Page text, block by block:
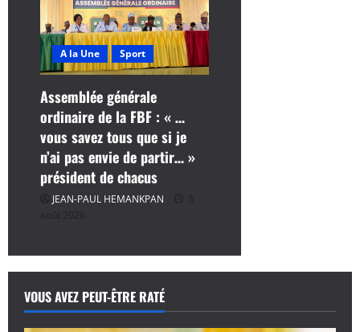
A la Une Sport
Assemblée générale
ordinaire de la FBF : « …
vous savez tous que si je
n’ai pas envie de partir… »
président de chacus
JEAN-PAUL HEMANKPAN
5
août 2026
VOUS AVEZ PEUT-ÊTRE RATÉ